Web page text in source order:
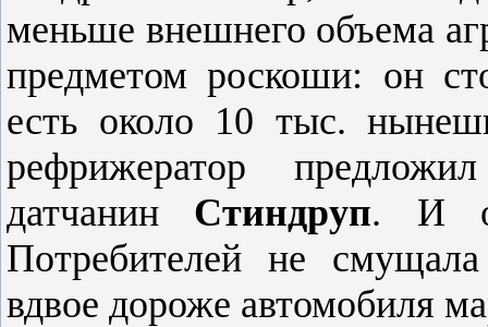
меньше внешнего объема
предметом роскоши: он
есть около 10 тыс.
рефрижератор
датчанин Стиндруп. И
Потребителей не
вдвое дороже автомобиля